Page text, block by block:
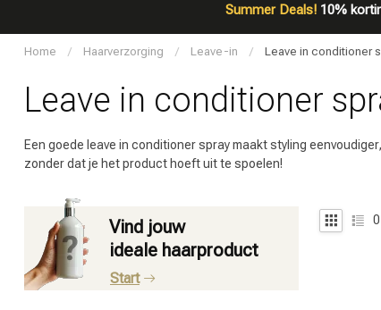
Summer Deals!10%
Home / Haarverzorging / Leave-in / Leave in conditioner
Leave in conditioner
Een goede leave in conditioner spray maakt styling
zonder dat je het product hoeft uit te spoelen!
Vind jouw
ideale haarproduct
Start
0